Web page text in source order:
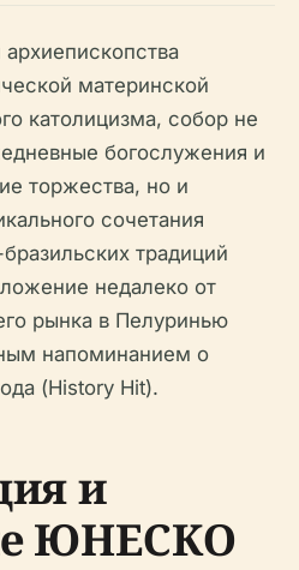
материнской
католицизма, собор не
богослужения и
торжества, но и
сочетания
традиций
недалеко от
рынка в Пелуринью
напоминанием о
(History Hit).
и
ЮНЕСКО